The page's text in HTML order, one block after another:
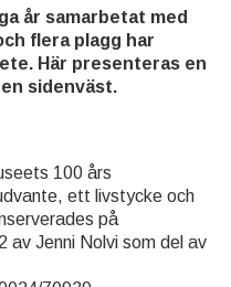
år samarbetat med
flera plagg har
Här presenteras en
sidenväst.
100 års
ett livstycke och
på
av Jenni Nolvi som del av